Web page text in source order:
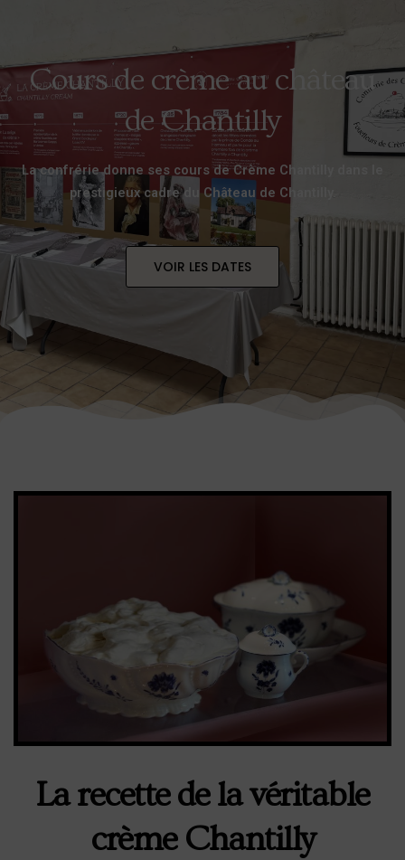
Cours de crème au château
de Chantilly
La confrérie donne ses cours de Crème Chantilly dans le
prestigieux cadre du Château de Chantilly.
VOIR LES DATES
La recette de la véritable
crème Chantilly